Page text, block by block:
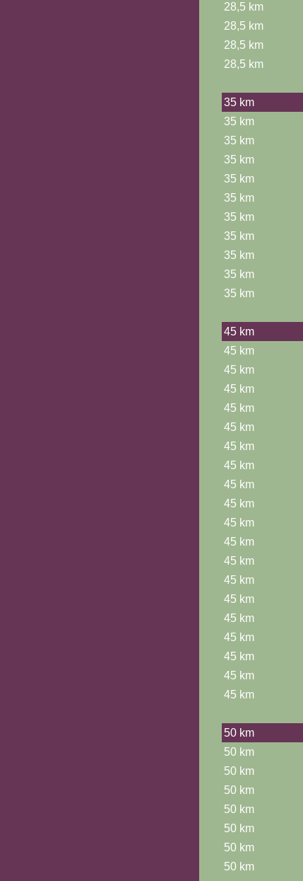
28,5 km
28,5 km
28,5 km
28,5 km
35 km
35 km
35 km
35 km
35 km
35 km
35 km
35 km
35 km
35 km
35 km
45 km
45 km
45 km
45 km
45 km
45 km
45 km
45 km
45 km
45 km
45 km
45 km
45 km
45 km
45 km
45 km
45 km
45 km
45 km
45 km
50 km
50 km
50 km
50 km
50 km
50 km
50 km
50 km